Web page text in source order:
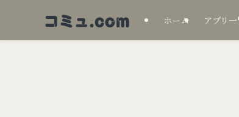
ホーム アプリ